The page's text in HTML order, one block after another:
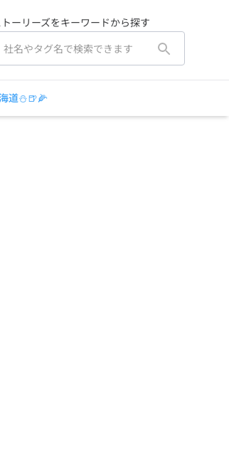
ーリーズをキーワードから探す
道⛄🍺🌽